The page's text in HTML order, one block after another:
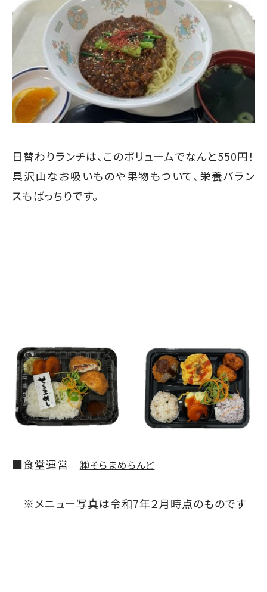
日替わりランチは、このボリュームでなんと550円！
具沢山なお吸いものや果物もついて、栄養バラン
スもばっちりです。
■食堂運営 ㈱そらまめらんど
※メニュー写真は令和7年２月時点のものです